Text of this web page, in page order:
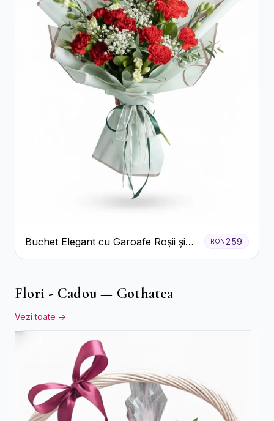
Buchet Elegant cu Garoafe Roșii și
Floarea Miresei
RON 259
Flori - Cadou — Gothatea
Vezi toate →